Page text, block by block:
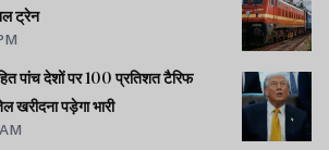
ट्रेन
पांच देशों पर 100 प्रतिशत टैरिफ
खरीदना पड़ेगा भारी